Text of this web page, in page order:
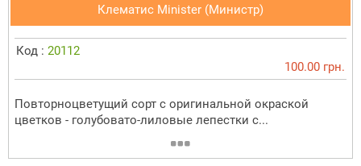
Клематис Minister (Министр)
Код : 20112
100.00 грн.
Повторноцветущий сорт с оригинальной окраской
цветков - голубовато-лиловые лепестки с...